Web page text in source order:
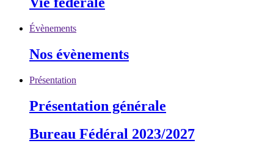
Évènements
Nos évènements
Présentation
Présentation générale
Bureau Fédéral 2023/2027